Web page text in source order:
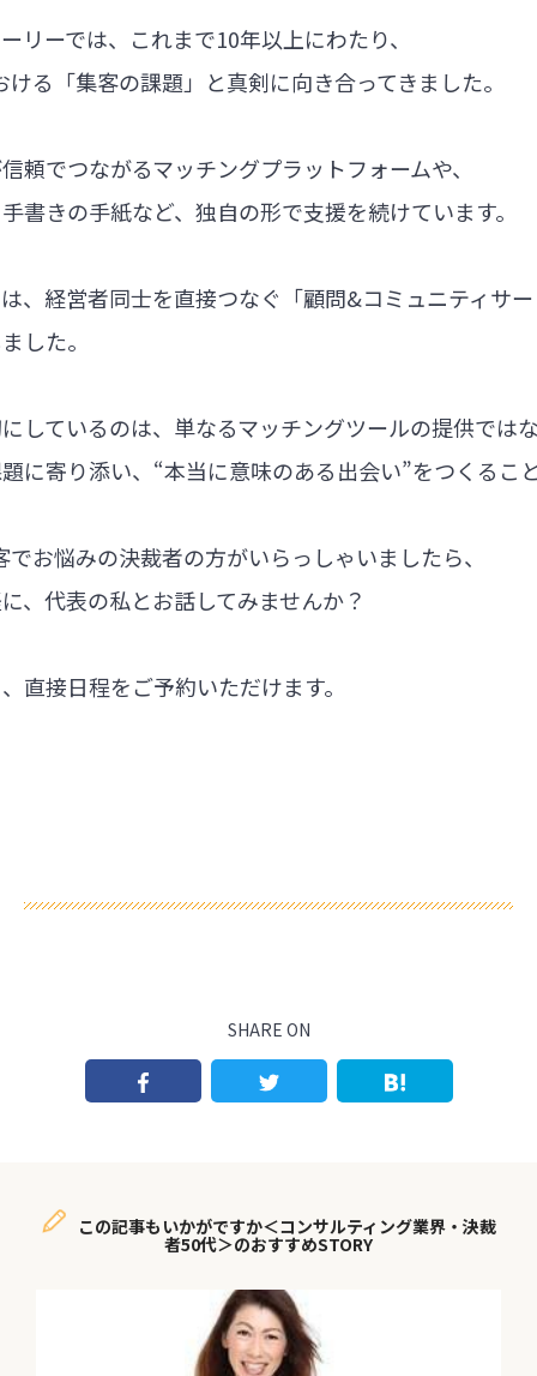
リーでは、これまで10年以上にわたり、
る「集客の課題」と真剣に向き合ってきました。
頼でつながるマッチングプラットフォームや、
書きの手紙など、独自の形で支援を続けています。
、経営者同士を直接つなぐ「顧問&コミュニティサ
した。
しているのは、単なるマッチングツールの提供では
に寄り添い、“本当に意味のある出会い”をつくるこ
お悩みの決裁者の方がいらっしゃいましたら、
、代表の私とお話してみませんか？
直接日程をご予約いただけます。
SHARE ON
この記事もいかがですか＜コンサルティング業界・決裁
者50代＞のおすすめSTORY